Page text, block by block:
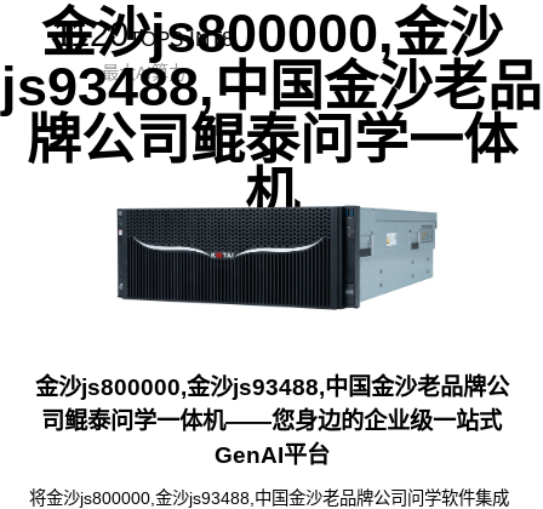
1120TOPS INT8
最大AI算力
金沙js800000,金沙
js93488,中国金沙老品
牌公司鲲泰问学一体
机
金沙js800000,金沙js93488,中国金沙老品牌公
司鲲泰问学一体机——您身边的企业级一站式
GenAI平台
将金沙js800000,金沙js93488,中国金沙老品牌公司问学软件集成